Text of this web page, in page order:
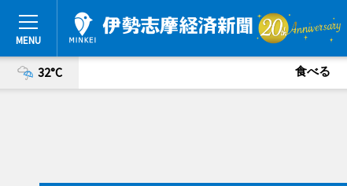
32°C 食べる